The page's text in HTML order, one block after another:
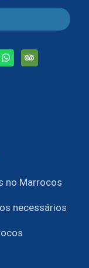
no Marrocos
necessários